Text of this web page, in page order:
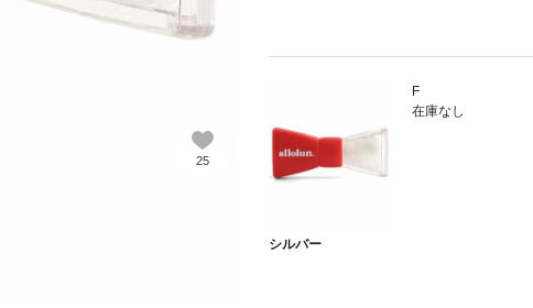
25
シルバー
F
在庫なし